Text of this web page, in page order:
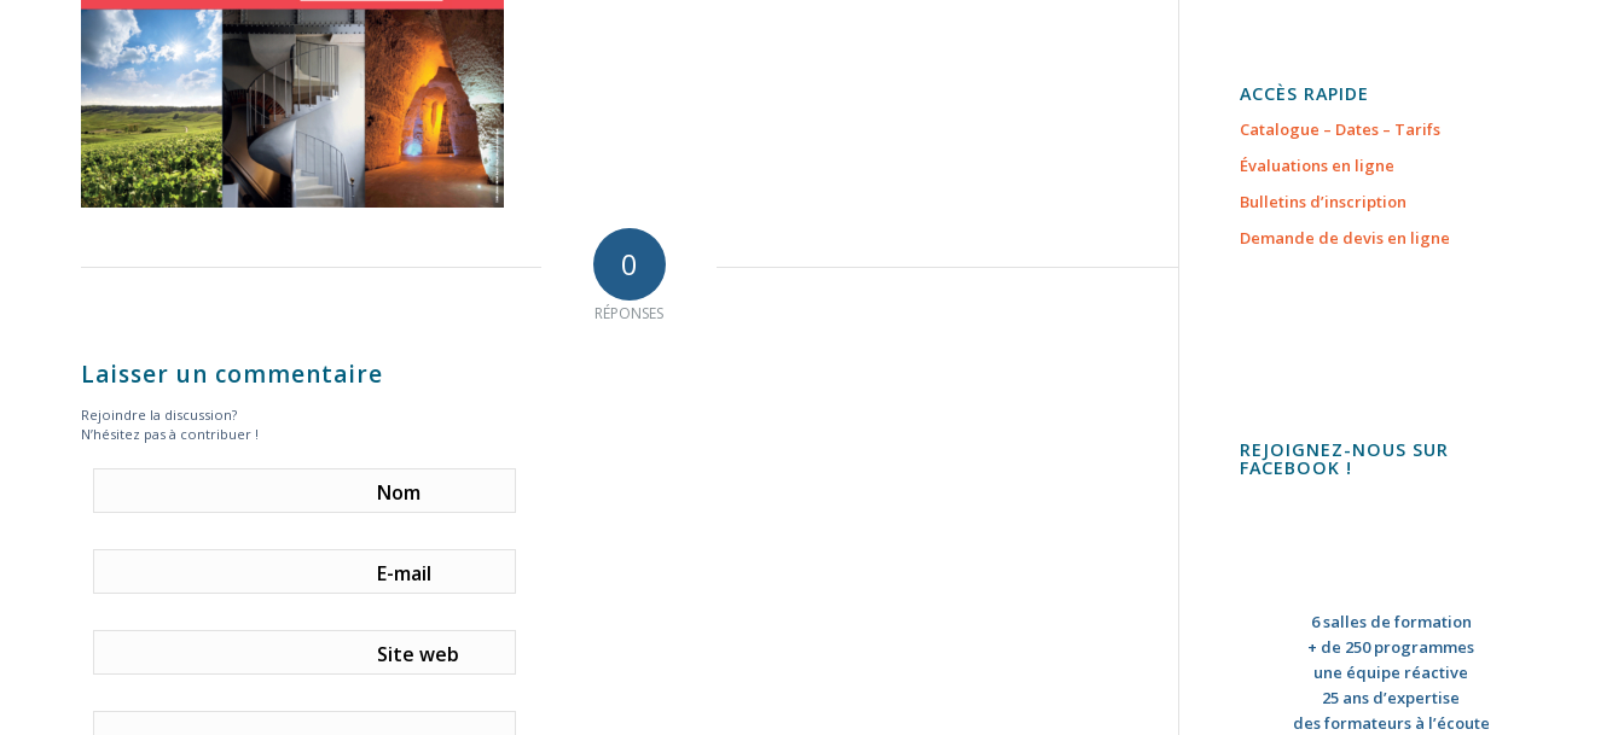
0
RÉPONSES
Laisser un commentaire
Rejoindre la discussion?
N’hésitez pas à contribuer !
Nom
E-mail
Site web
ACCÈS RAPIDE
Catalogue – Dates – Tarifs
Évaluations en ligne
Bulletins d’inscription
Demande de devis en ligne
REJOIGNEZ-NOUS SUR
FACEBOOK !
6 salles de formation
+ de 250 programmes
une équipe réactive
25 ans d’expertise
des formateurs à l’écoute